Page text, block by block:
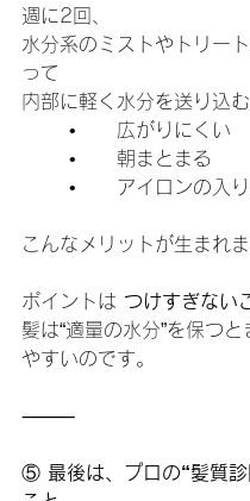
週に2回、
水分系のミストやトリー
って
内部に軽く水分を送り込む
	•	広がりにくい
	•	朝まとまる
•	アイロンの入
こんなメリットが生まれま
ポイントは つけすぎない
髪は“適量の水分”を保つ
やすいのです。
⸻
⑤ 最後は、プロの“髪質